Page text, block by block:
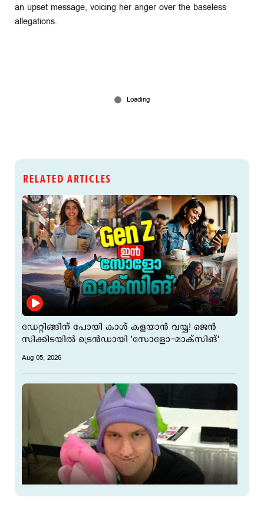
an upset message, voicing her anger over the baseless
allegations.
RELATED ARTICLES
ഡേറ്റിങ്ങിന് പോയി കാശ് കളയാൻ വയ്യ! ജെൻ
സിക്കിടയില്‍ ട്രെൻഡായി 'സോളോ-മാക്സിങ്'
Aug 05, 2026